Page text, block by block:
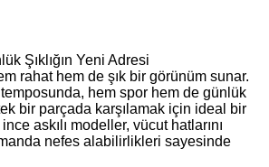
Şıklığın Yeni Adresi
rahat hem de şık bir görünüm sunar.
temposunda, hem spor hem de günlük
bir parçada karşılamak için ideal bir
askılı modeller, vücut hatlarını
nefes alabilirlikleri sayesinde